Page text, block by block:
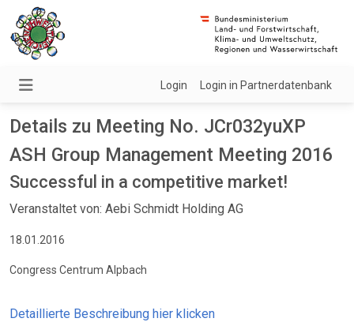
Login Login in Partnerdatenbank
Details zu Meeting No. JCr032yuXP
ASH Group Management Meeting 2016
Successful in a competitive market!
Veranstaltet von: Aebi Schmidt Holding AG
18.01.2016
Congress Centrum Alpbach
Detaillierte Beschreibung hier klicken